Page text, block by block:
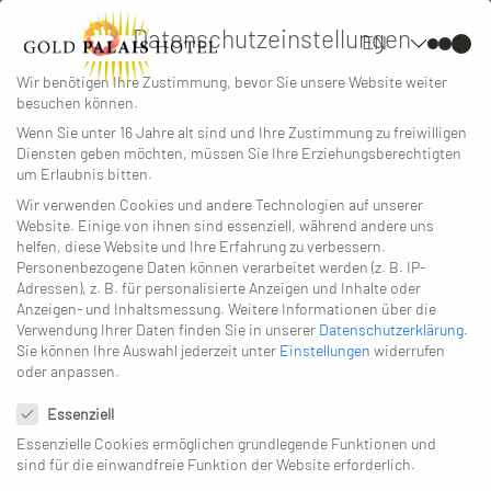
EN
Impressum
Gold Palais Hotel GbR
hotel management: Paulina Rokitnicka &
Aline Dentler
Gold Palais Hotel
Greifswalder Straße 6
Datenschutzeinstellungen
Wir benötigen Ihre Zustimmung, bevor Sie unsere Website weiter
besuchen können.
Wenn Sie unter 16 Jahre alt sind und Ihre Zustimmung zu freiwilligen
Diensten geben möchten, müssen Sie Ihre Erziehungsberechtigten
um Erlaubnis bitten.
Wir verwenden Cookies und andere Technologien auf unserer
Website. Einige von ihnen sind essenziell, während andere uns
helfen, diese Website und Ihre Erfahrung zu verbessern.
Personenbezogene Daten können verarbeitet werden (z. B. IP-
Adressen), z. B. für personalisierte Anzeigen und Inhalte oder
Anzeigen- und Inhaltsmessung. Weitere Informationen über die
Verwendung Ihrer Daten finden Sie in unserer Datenschutzerklärung.
Sie können Ihre Auswahl jederzeit unter Einstellungen widerrufen
oder anpassen.
Essenziell
Essenzielle Cookies ermöglichen grundlegende Funktionen und
sind für die einwandfreie Funktion der Website erforderlich.